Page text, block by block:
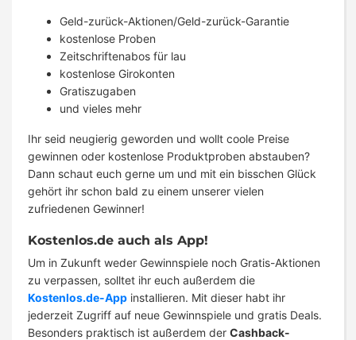
Geld-zurück-Aktionen/Geld-zurück-Garantie
kostenlose Proben
Zeitschriftenabos für lau
kostenlose Girokonten
Gratiszugaben
und vieles mehr
Ihr seid neugierig geworden und wollt coole Preise
gewinnen oder kostenlose Produktproben abstauben?
Dann schaut euch gerne um und mit ein bisschen Glück
gehört ihr schon bald zu einem unserer vielen
zufriedenen Gewinner!
Kostenlos.de auch als App!
Um in Zukunft weder Gewinnspiele noch Gratis-Aktionen
zu verpassen, solltet ihr euch außerdem die
Kostenlos.de-App installieren. Mit dieser habt ihr
jederzeit Zugriff auf neue Gewinnspiele und gratis Deals.
Besonders praktisch ist außerdem der Cashback-